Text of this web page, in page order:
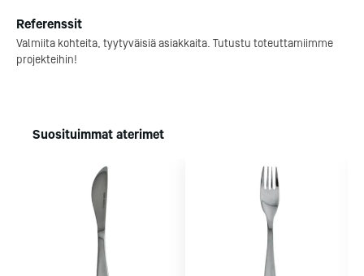
Referenssit
Valmiita kohteita, tyytyväisiä asiakkaita. Tutustu toteuttamiimme
projekteihin!
Katso referenssi Tutustu
Suosituimmat aterimet